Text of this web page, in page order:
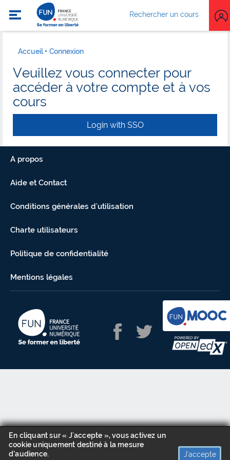
Rechercher un cours
En cliquant sur « J'accepte », vous activez un
cookie uniquement destiné à la mesure
d’audience.
J'accepte
Accueil Connexion
Veuillez vous connecter pour
accéder à votre compte et à vos
cours
Login with SSO
A propos
Aide et Contact
Conditions générales d'utilisation
Charte utilisateurs
Politique de confidentialité
Mentions légales